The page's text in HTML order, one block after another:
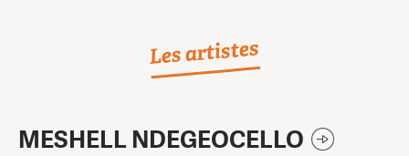
Les artistes
MESHELL NDEGEOCELLO